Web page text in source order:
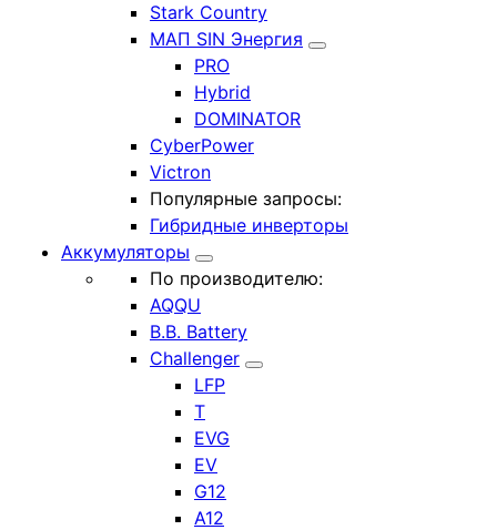
Stark Country
МАП SIN Энергия
PRO
Hybrid
DOMINATOR
CyberPower
Victron
Популярные запросы:
Гибридные инверторы
Аккумуляторы
По производителю:
AQQU
B.B. Battery
Challenger
LFP
T
EVG
EV
G12
A12